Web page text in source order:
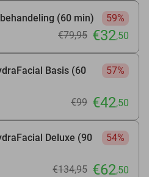
(60 min)
59%
€79,95 €32,50
Basis (60
57%
€99 €42,50
Deluxe (90
54%
€134,95 €62,50